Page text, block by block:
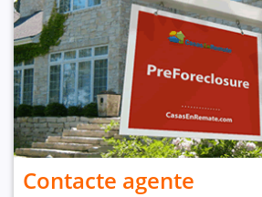
Contacte agente